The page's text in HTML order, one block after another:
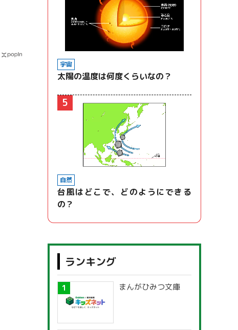
宇宙
太陽の温度は何度くらいなの？
5
自然
台風はどこで、どのようにできる
の？
ランキング
まんがひみつ文庫